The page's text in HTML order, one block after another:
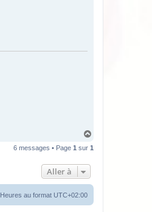
u
6 messages • Page 1 sur 1
Aller à
Heures au format UTC+02:00